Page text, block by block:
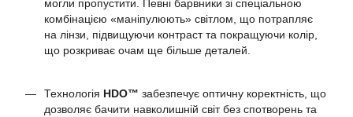
могли пропустити. Певні барвники зі спеціальною
комбінацією «маніпулюють» світлом, що потрапляє
на лінзи, підвищуючи контраст та покращуючи колір,
що розкриває очам ще більше деталей.
Технологія HDO™ забезпечує оптичну коректність, що
дозволяє бачити навколишній світ без спотворень та